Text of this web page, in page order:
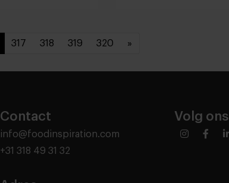
317 318 319 320 »
Contact
info@foodinspiration.com
+31 318 49 31 32
Volg ons